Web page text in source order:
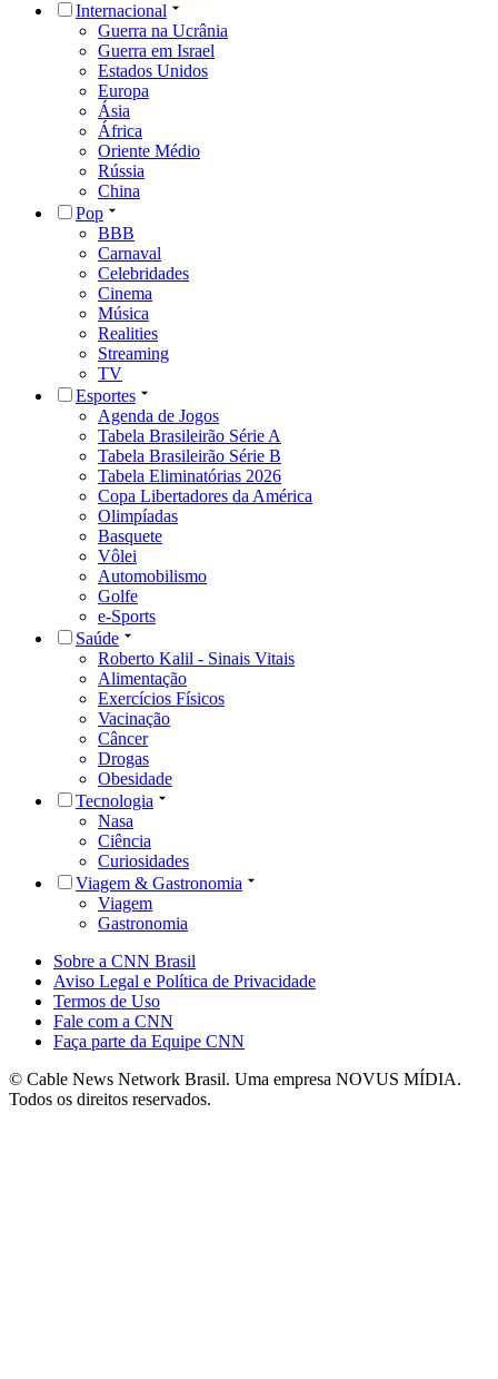
Internacional
Guerra na Ucrânia
Guerra em Israel
Estados Unidos
Europa
Ásia
África
Oriente Médio
Rússia
China
Pop
BBB
Carnaval
Celebridades
Cinema
Música
Realities
Streaming
TV
Esportes
Agenda de Jogos
Tabela Brasileirão Série A
Tabela Brasileirão Série B
Tabela Eliminatórias 2026
Copa Libertadores da América
Olimpíadas
Basquete
Vôlei
Automobilismo
Golfe
e-Sports
Saúde
Roberto Kalil - Sinais Vitais
Alimentação
Exercícios Físicos
Vacinação
Câncer
Drogas
Obesidade
Tecnologia
Nasa
Ciência
Curiosidades
Viagem & Gastronomia
Viagem
Gastronomia
Sobre a CNN Brasil
Aviso Legal e Política de Privacidade
Termos de Uso
Fale com a CNN
Faça parte da Equipe CNN
© Cable News Network Brasil. Uma empresa NOVUS MÍDIA.
Todos os direitos reservados.